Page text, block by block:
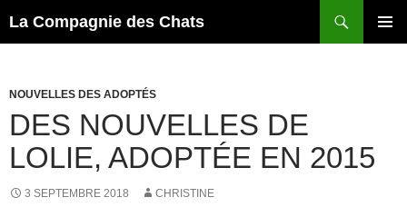
La Compagnie des Chats
NOUVELLES DES ADOPTÉS
DES NOUVELLES DE
LOLIE, ADOPTÉE EN 2015
3 SEPTEMBRE 2018 CHRISTINE